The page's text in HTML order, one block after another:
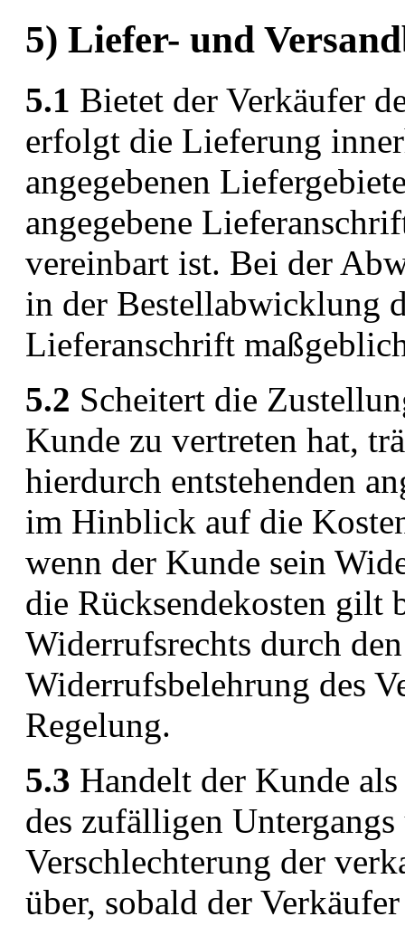
5) Liefer- und
5.1 Bietet der Verkäufer
erfolgt die Lieferung
angegebenen
angegebene
vereinbart ist. Bei der
in der Bestellabwicklung
Lieferanschrift
5.2 Scheitert die
Kunde zu vertreten hat,
hierdurch entstehenden
im Hinblick auf die
wenn der Kunde sein
die Rücksendekosten gilt
Widerrufsrechts durch
Widerrufsbelehrung des
Regelung.
5.3 Handelt der Kunde
des zufälligen
Verschlechterung der
über, sobald der